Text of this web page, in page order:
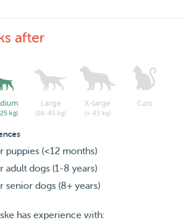
after
kg)
Large
(26-45 kg)
X-large
(> 45 kg)
Cats
puppies (<12 months)
adult dogs (1-8 years)
senior dogs (8+ years)
has experience with: